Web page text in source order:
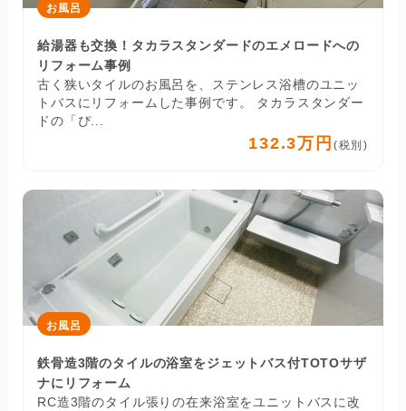
お風呂
給湯器も交換！タカラスタンダードのエメロードへの
リフォーム事例
古く狭いタイルのお風呂を、ステンレス浴槽のユニッ
トバスにリフォームした事例です。 タカラスタンダー
ドの「ぴ...
132.3万円 (税別)
お風呂
鉄骨造3階のタイルの浴室をジェットバス付TOTOサザ
ナにリフォーム
RC造3階のタイル張りの在来浴室をユニットバスに改